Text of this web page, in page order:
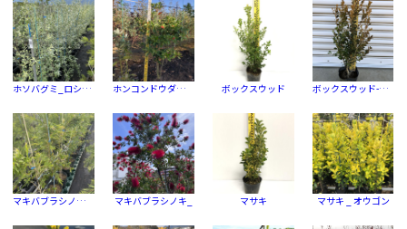
ホソバグミ_ロシアンオリーブ ホンコンドウダン-ピンクシャンデリア ボックスウッド ボックスウッド-品種指定なし
マキバブラシノキ-ドーソンリバー マキバブラシノキ_ マサキ マサキ _ オウゴン